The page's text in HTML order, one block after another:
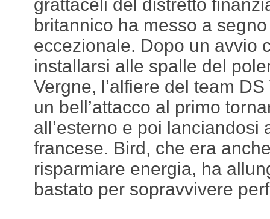
grattaceli del distretto
britannico ha messo a
eccezionale. Dopo un avvio
installarsi alle spalle del
Vergne, l’alfiere del team
un bell’attacco al primo
all’esterno e poi lanciandosi
francese. Bird, che era
risparmiare energia, ha
bastato per sopravvivere